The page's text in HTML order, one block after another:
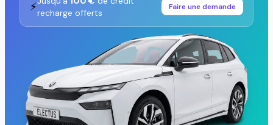
⚡recharge offerts
Faire une demande